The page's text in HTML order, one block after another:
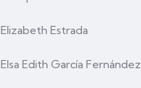
Elizabeth Estrada
Elsa Edith García Fernández